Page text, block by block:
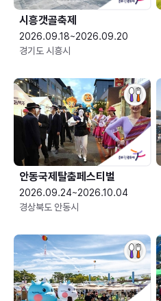
시흥갯골축제
2026.09.18~2026.09.20
경기도 시흥시
안동국제탈춤페스티벌
2026.09.24~2026.10.04
경상북도 안동시